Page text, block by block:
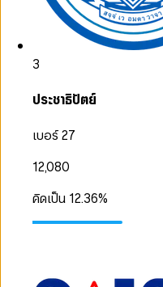
3
ประชาธิปัตย์
เบอร์ 27
12,080
คิดเป็น 12.36%